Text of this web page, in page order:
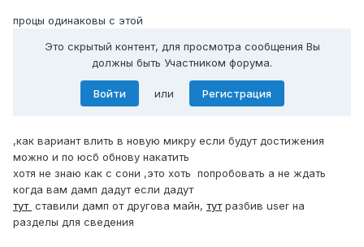
процы одинаковы с этой
Это скрытый контент, для просмотра сообщения Вы
должны быть Участником форума.
Войти или Регистрация
,как вариант влить в новую микру если будут достижения
можно и по юсб обнову накатить
хотя не знаю как с сони ,это хоть попробовать а не ждать
когда вам дамп дадут если дадут
тут ставили дамп от другова майн, тутразбив user на
разделы для сведения